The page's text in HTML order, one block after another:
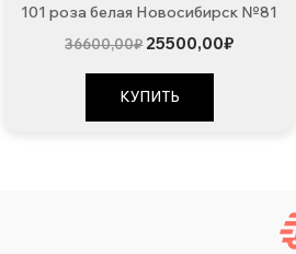
101 роза белая Новосибирск №81
36600,00₽ Первоначальная
составляла
36600,00₽.
25500,00₽Текущая
КУПИТЬ